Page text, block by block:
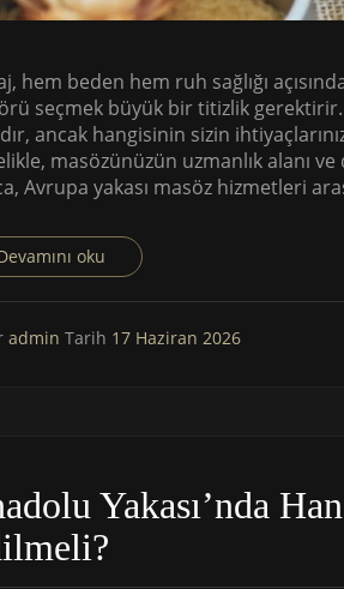
hem beden hem ruh sağlığı
seçmek büyük bir titizlik
ancak hangisinin sizin
masözünüzün uzmanlık alanı
Avrupa yakası masöz hizmetleri
oku
admin Tarih 17 Haziran 2026
Yakası’nda